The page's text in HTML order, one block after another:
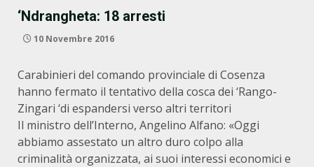
‘Ndrangheta: 18 arresti
10 Novembre 2016
Carabinieri del comando provinciale di Cosenza
hanno fermato il tentativo della cosca dei ‘Rango-
Zingari ‘di espandersi verso altri territori
Il ministro dell’Interno, Angelino Alfano: «Oggi
abbiamo assestato un altro duro colpo alla
criminalità organizzata, ai suoi interessi economici e